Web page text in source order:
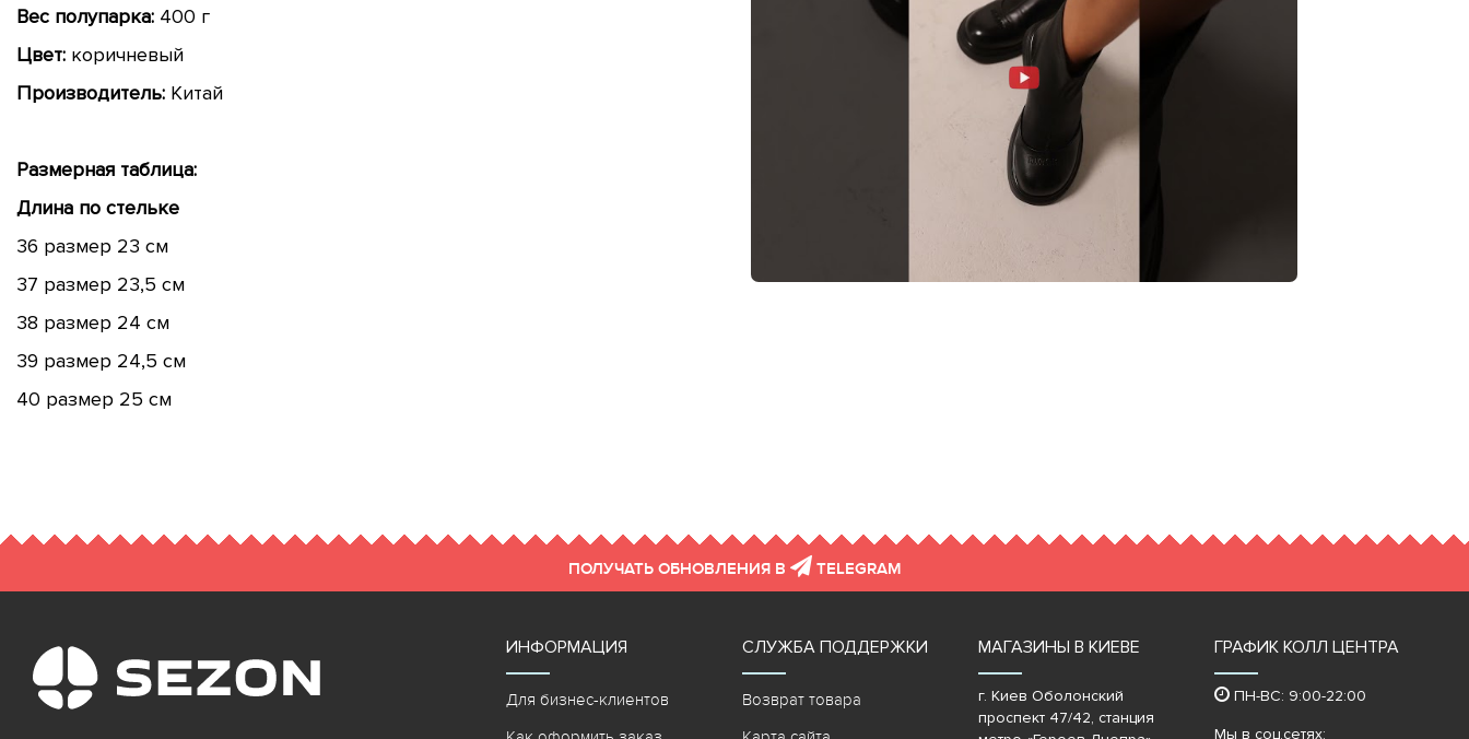
Вес полупарка: 400 г
Цвет: коричневый
Производитель: Китай
Размерная таблица:
Длина по стельке
36 размер 23 см
37 размер 23,5 см
38 размер 24 см
39 размер 24,5 см
40 размер 25 см
ПОЛУЧАТЬ ОБНОВЛЕНИЯ В TELEGRAM
ИНФОРМАЦИЯ
Для бизнес-клиентов
СЛУЖБА ПОДДЕРЖКИ
Возврат товара
МАГАЗИНЫ В КИЕВЕ
г. Киев Оболонский
проспект 47/42, станция
ГРАФИК КОЛЛ ЦЕНТРА
ПН-ВС: 9:00-22:00
Мы в соц.сетях: